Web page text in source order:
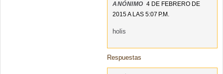
ANÓNIMO 4 DE FEBRERO DE
2015 A LAS 5:07 P.M.
holis
Respuestas